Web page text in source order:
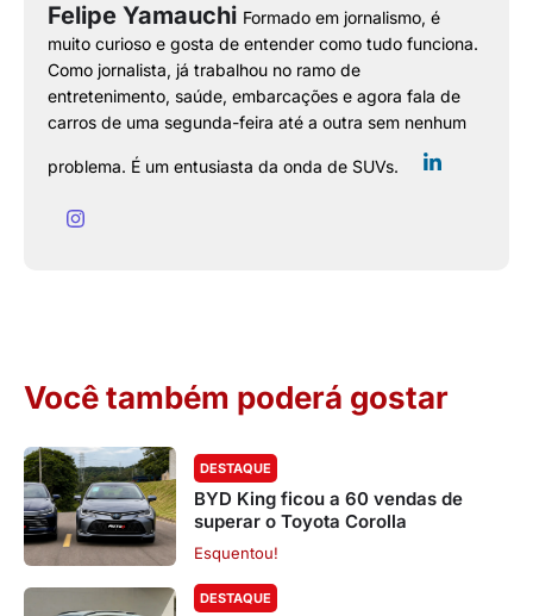
Felipe Yamauchi Formado em jornalismo, é
muito curioso e gosta de entender como tudo funciona.
Como jornalista, já trabalhou no ramo de
entretenimento, saúde, embarcações e agora fala de
carros de uma segunda-feira até a outra sem nenhum
problema. É um entusiasta da onda de SUVs.
Você também poderá gostar
DESTAQUE
BYD King ficou a 60 vendas de
superar o Toyota Corolla
Esquentou!
DESTAQUE